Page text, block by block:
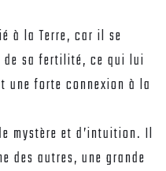
à la Terre, car il se
de sa fertilité, ce qui lui
une forte connexion à la
mystère et d’intuition. Il
des autres, une grande